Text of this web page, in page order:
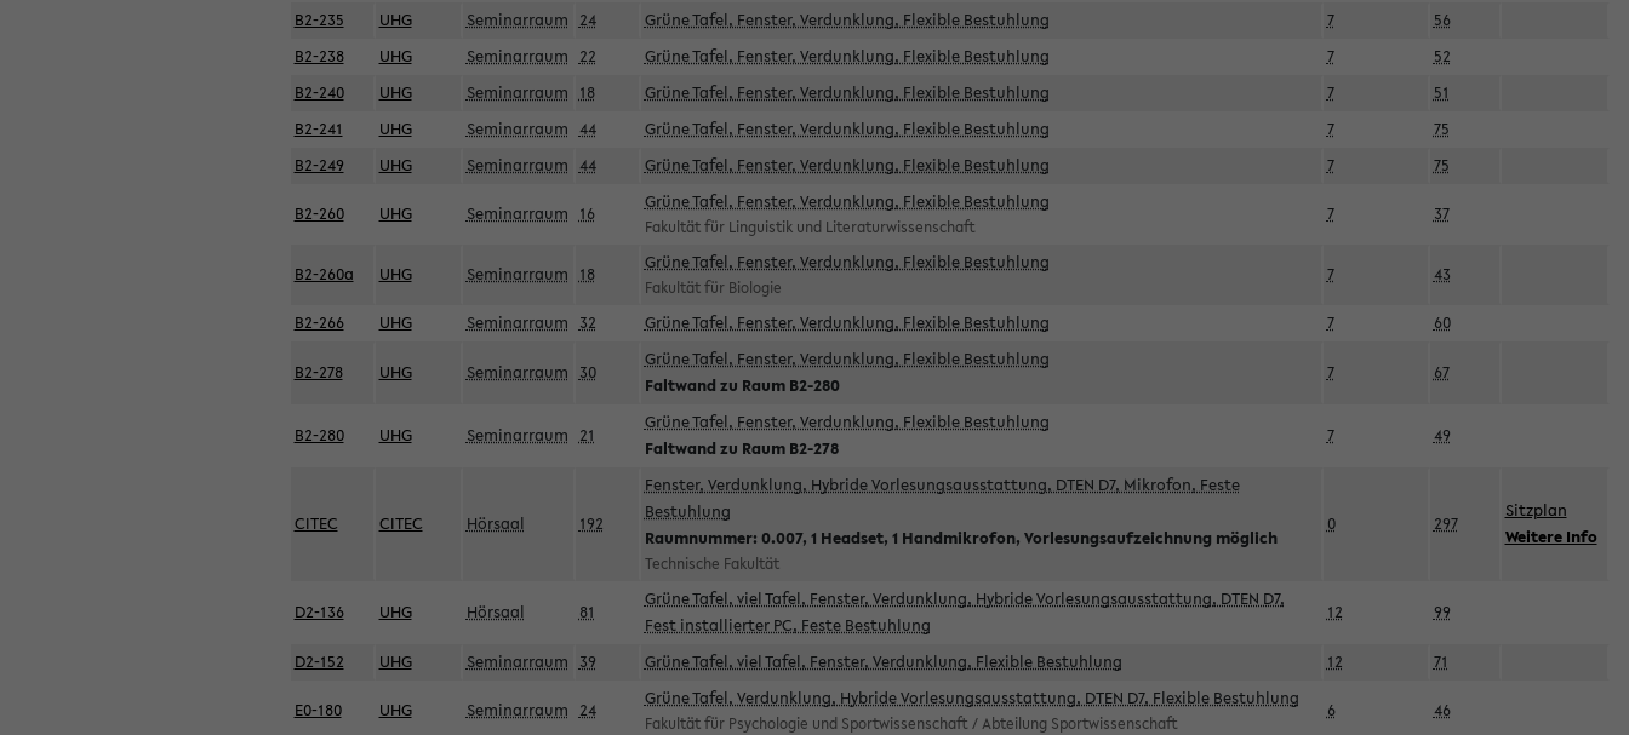
B2-235 UHG Seminarraum 24 Grüne Tafel, Fenster, Verdunklung, Flexible Bestuhlung 7
56
B2-238
UHG Seminarraum 22 Grüne Tafel, Fenster, Verdunklung, Flexible Bestuhlung 7
52
B2-240
UHG Seminarraum 18 Grüne Tafel, Fenster, Verdunklung, Flexible Bestuhlung 7
51
B2-241
UHG Seminarraum 44 Grüne Tafel, Fenster, Verdunklung, Flexible Bestuhlung 7
75
B2-249
UHG Seminarraum 44 Grüne Tafel, Fenster, Verdunklung, Flexible Bestuhlung 7 75
B2-260 UHG Seminarraum 16
Grüne Tafel, Fenster, Verdunklung, Flexible Bestuhlung
Fakultät für Linguistik und Literaturwissenschaft
7 37
B2-260a UHG Seminarraum 18
Grüne Tafel, Fenster, Verdunklung, Flexible Bestuhlung
Fakultät für Biologie
7 43
B2-266 UHG Seminarraum 32 Grüne Tafel, Fenster, Verdunklung, Flexible Bestuhlung 7 60
B2-278 UHG Seminarraum 30
Grüne Tafel, Fenster, Verdunklung, Flexible Bestuhlung
Faltwand zu Raum B2-280
7 67
B2-280 UHG Seminarraum 21
Grüne Tafel, Fenster, Verdunklung, Flexible Bestuhlung
Faltwand zu Raum B2-278
7 49
CITEC CITEC Hörsaal 192
Fenster, Verdunklung, Hybride Vorlesungsausstattung, DTEN D7, Mikrofon, Feste
Bestuhlung
Raumnummer: 0.007, 1 Headset, 1 Handmikrofon, Vorlesungsaufzeichnung möglich
Technische Fakultät
0 297
Sitzplan
Weitere Info
D2-136 UHG Hörsaal 81
Grüne Tafel, viel Tafel, Fenster, Verdunklung, Hybride Vorlesungsausstattung, DTEN D7,
Fest installierter PC, Feste Bestuhlung
12 99
D2-152 UHG Seminarraum 39 Grüne Tafel, viel Tafel, Fenster, Verdunklung, Flexible Bestuhlung 12 71
E0-180 UHG Seminarraum 24
Grüne Tafel, Verdunklung, Hybride Vorlesungsausstattung, DTEN D7, Flexible Bestuhlung
Fakultät für Psychologie und Sportwissenschaft / Abteilung Sportwissenschaft
6 46